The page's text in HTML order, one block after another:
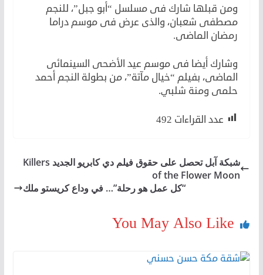
ومن قبلها شارك فى مسلسل “أبو جبل”، للنجم
مصطفى شعبان، والذى عرض فى موسم دراما
رمضان الماضى.
وشارك أيضا فى موسم عيد الأضحى السينمائى
الماضى، بفيلم “خيال مآتة”، من بطولة النجم أحمد
حلمى ومنة شلبي.
عدد القراءات 492
شبكة آبل تحصل على حقوق فيلم دي كابريو الجديد Killers
of the Flower Moon
“كل عمل هو رحلة”… في وداع كريستو ملك
You May Also Like